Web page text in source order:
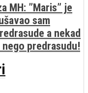
MH: ”Maris” je
sam
a nekad
predrasudu!